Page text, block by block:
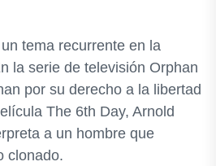
tema recurrente en la
la serie de televisión Orphan
por su derecho a la libertad
The 6th Day, Arnold
a un hombre que
clonado.